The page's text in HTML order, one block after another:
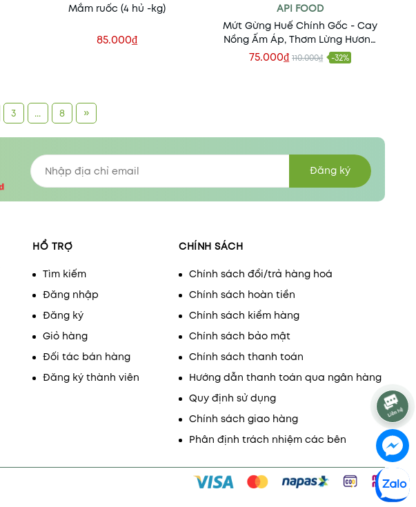
Mắm ruốc (4 hủ -kg)
85.000₫
API FOOD
Mứt Gừng Huế Chính Gốc - Cay
Nồng Ấm Áp, Thơm Lừng Hương
Vị Cố Đô
75.000₫ 110.000₫ -32%
3 ... 8 »
Đăng ký
HỔ TRỢ
Tìm kiếm
Đăng nhập
Đăng ký
Giỏ hàng
Đối tác bán hàng
Đăng ký thành viên
CHÍNH SÁCH
Chính sách đổi/trả hàng hoá
Chính sách hoàn tiền
Chính sách kiểm hàng
Chính sách bảo mật
Chính sách thanh toán
Hướng dẫn thanh toán qua ngân hàng
Quy định sử dụng
Chính sách giao hàng
Phân định trách nhiệm các bên